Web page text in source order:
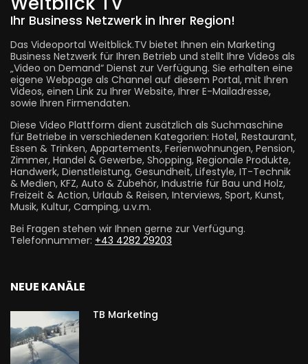
Ihr Business Netzwerk in Ihrer Region!
Das Videoportal Weitblick.TV bietet Ihnen ein Marketing
Business Netzwerk für Ihren Betrieb und stellt Ihre Videos als
„Video on Demand“ Dienst zur Verfügung. Sie erhalten eine
eigene Webpage als Channel auf diesem Portal, mit Ihren
Videos, einen Link zu Ihrer Website, Ihrer E-Mailadresse,
sowie Ihren Firmendaten.
Diese Video Plattform dient zusätzlich als Suchmaschine
für Betriebe in verschiedenen Kategorien: Hotel, Restaurant,
Essen & Trinken, Appartements, Ferienwohnungen, Pension,
Zimmer, Handel & Gewerbe, Shopping, Regionale Produkte,
Handwerk, Dienstleistung, Gesundheit, Lifestyle, IT-Technik
& Medien, KFZ, Auto & Zubehör, Industrie für Bau und Holz,
Freizeit & Action, Urlaub & Reisen, Interviews, Sport, Kunst,
Musik, Kultur, Camping, u.v.m.
Bei Fragen stehen wir Ihnen gerne zur Verfügung.
Telefonnummer: +43 4282 29203
NEUE KANÄLE
TB Marketing